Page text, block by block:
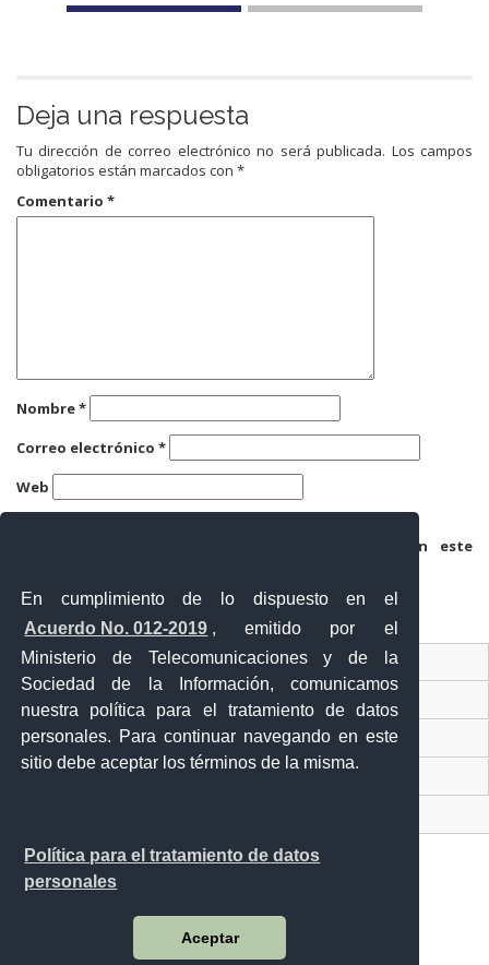
En cumplimiento de lo dispuesto en el
Acuerdo No. 012-2019 , emitido por el
Ministerio de Telecomunicaciones y de la
Sociedad de la Información, comunicamos
nuestra política para el tratamiento de datos
personales. Para continuar navegando en este
sitio debe aceptar los términos de la misma.
Política para el tratamiento de datos
personales
Aceptar
Deja una respuesta
Tu dirección de correo electrónico no será publicada. Los campos
obligatorios están marcados con *
Comentario *
Nombre*
Correo electrónico *
Web
Guarda mi nombre, correo electrónico y web en este
Ventanilla Única Virtual
Ventanilla Única de Comercio Exterior
Gobierno Abierto
Malecón y Aguirre
Guayaquil - Ecuador